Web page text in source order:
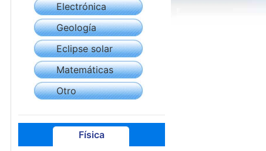
Electrónica
Geología
Eclipse solar
Matemáticas
Otro
Física